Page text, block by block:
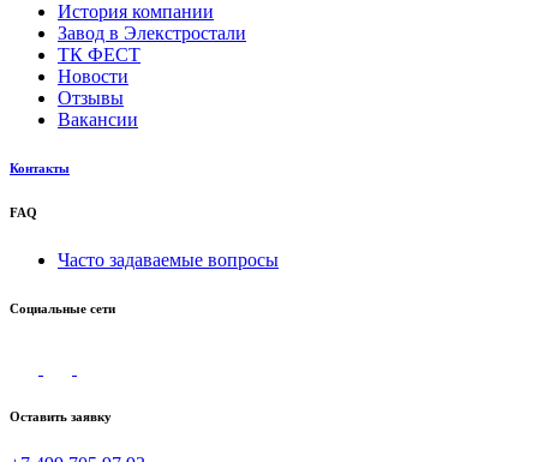
История компании
Завод в Элекстростали
ТК ФЕСТ
Новости
Отзывы
Вакансии
Контакты
FAQ
Часто задаваемые вопросы
Социальные сети
Оставить заявку